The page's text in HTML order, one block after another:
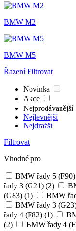
BMW M2
BMW M5
Řazení Filtrovat
Novinka
Akce
Nejprodávanější
Nejlevnější
Nejdražší
Filtrovat
Vhodné pro
BMW řady 5 (F90)
řady 3 (G21) (2)
(G83) (1) BMW
BMW řady 3 (G23)
řady 4 (F82) (1)
(2)
BMW řady 4